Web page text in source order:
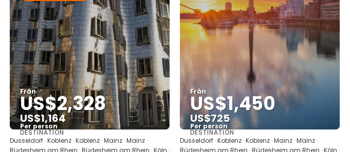
Från
US$2,328
US$1,164
Per person
Se
DESTINATION
Dusseldorf · Koblenz · Koblenz · Mainz · Mainz ·
Rüdesheim am Rhein · Rüdesheim am Rhein · Köln ·
Från
US$1,450
US$725
Per person
Se
DESTINATION
Dusseldorf · Koblenz · Koblenz · Mainz · Mainz ·
Rüdesheim am Rhein · Rüdesheim am Rhein · Köln ·